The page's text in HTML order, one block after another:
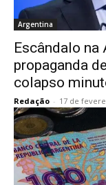
Argentina
Escândalo
propaganda
colapso
Redação - 17 de